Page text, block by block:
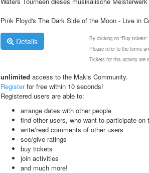
Pink Floyd's The Dark Side of the Moon - Live in
Details
By clicking on "Buy tickets"
Please refer to the terms
Tickets for this activity are
unlimited access to the Makis Community.
Registerfor free within 10 seconds!
Registered users are able to:
arrange dates with other people
find other users, who want to participate on
write/read comments of other users
see/give ratings
buy tickets
join activities
and much more!